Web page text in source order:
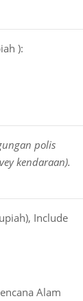
):
polis
kendaraan).
Include
Alam